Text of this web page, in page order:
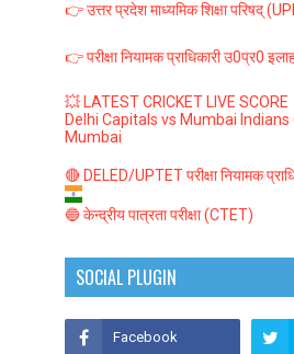
👉 उत्तर प्रदेश माध्यमिक शिक्षा परिषद्
👉 परीक्षा नियामक प्राधिकारी उ0प्र0
💥 LATEST CRICKET LIVE SCORE
Delhi Capitals vs Mumbai
Mumbai
🔴 DELED/UPTET परीक्षा नियामक
🔵 केन्द्रीय पात्रता परीक्षा (CTET)
SOCIAL PLUGIN